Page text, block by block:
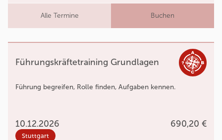
Alle Termine Buchen
Führungskräftetraining Grundlagen
Führung begreifen, Rolle finden, Aufgaben kennen.
10.12.2026 690,20 €
Stuttgart